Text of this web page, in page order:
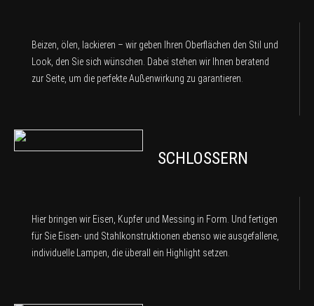
Beizen, ölen, lackieren – wir geben Ihren Oberflächen den Stil und
Look, den Sie sich wünschen. Dabei stehen wir Ihnen beratend
zur Seite, um die perfekte Außenwirkung zu garantieren.
SCHLOSSERN
Hier bringen wir Eisen, Kupfer und Messing in Form. Und fertigen
für Sie Eisen- und Stahlkonstruktionen ebenso wie ausgefallene,
individuelle Lampen, die überall ein Highlight setzen.